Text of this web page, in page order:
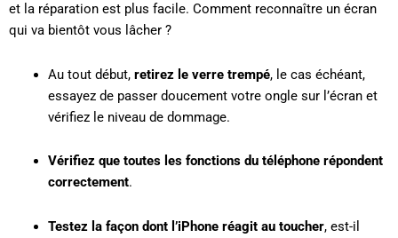
et la réparation est plus facile. Comment reconnaître un écran
qui va bientôt vous lâcher ?
Au tout début, retirez le verre trempé, le cas échéant,
essayez de passer doucement votre ongle sur l’écran et
vérifiez le niveau de dommage.
Vérifiez que toutes les fonctions du téléphone répondent
correctement.
Testez la façon dont l’iPhone réagit au toucher, est-il